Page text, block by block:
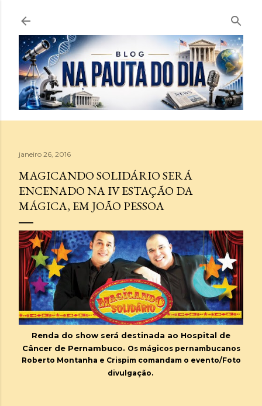
Pular para o conteúdo principal
janeiro 26, 2016
MAGICANDO SOLIDÁRIO SERÁ
ENCENADO NA IV ESTAÇÃO DA
MÁGICA, EM JOÃO PESSOA
Renda do show será destinada ao Hospital de
Câncer de Pernambuco. Os mágicos pernambucanos
Roberto Montanha e Crispim comandam o evento/Foto
divulgação.